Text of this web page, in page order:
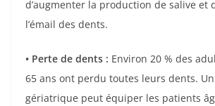
d’augmenter la production de salive et
l’émail des dents.
• Perte de dents : Environ 20 % des
65 ans ont perdu toutes leurs dents.
gériatrique peut équiper les patients